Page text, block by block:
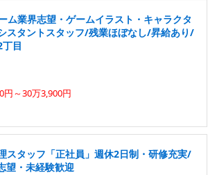
ム業界志望・ゲームイラスト・キャラクタ
スタントスタッフ/残業ほぼなし/昇給あり/
目
円～30万3,900円
スタッフ「正社員」週休2日制・研修充実/
望・未経験歓迎